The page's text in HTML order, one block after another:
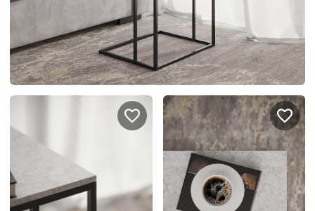
Блог
Правило мокрых рук: как
спроектировать мебель в
ванной, чтобы не открывать
ящики сто раз
Витрина как в бутике:
стекла для
которые покажут всё в
лучшем виде